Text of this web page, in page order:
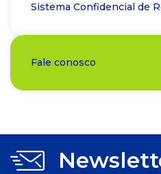
Sistema Confidencial de
Fale conosco